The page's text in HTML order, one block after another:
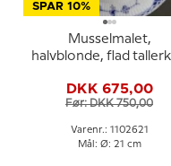
SPAR 10%
Musselmalet,
halvblonde, flad
Royal Copenhagen
DKK 675,00
Før: DKK 750,00
Varenr.: 1102621
Mål: Ø: 21 cm